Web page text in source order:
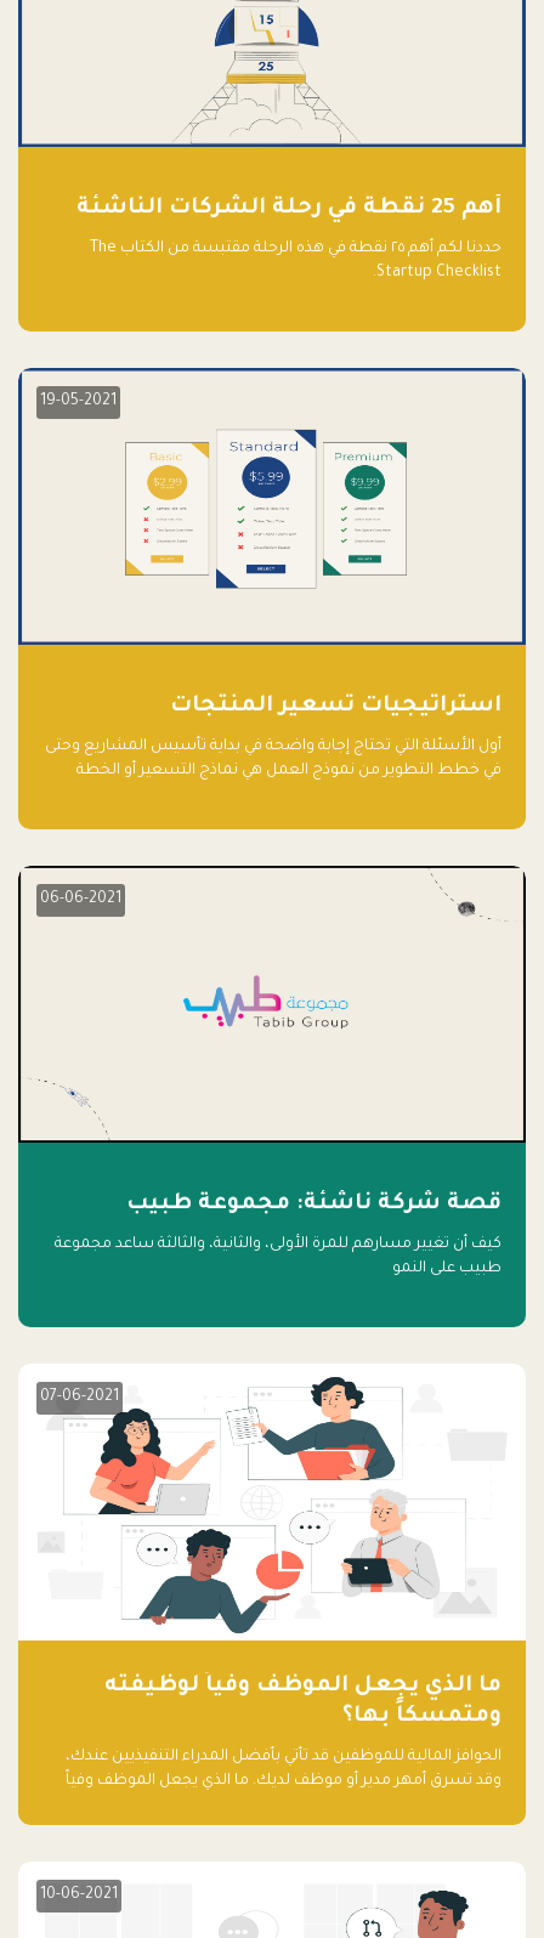
أهم 25 نقطة في رحلة الشركات الناشئة
حددنا لكم أهم ٢٥ نقطة في هذه الرحلة مقتبسة من الكتاب The
Startup Checklist.
19-05-2021
استراتيجيات تسعير المنتجات
أول الأسئلة التي تحتاج إجابة واضحة في بداية تأسيس المشاريع وحتى
في خطط التطوير من نموذج العمل هي نماذج التسعير أو الخطة
06-06-2021
قصة شركة ناشئة: مجموعة طبيب
كيف أن تغيير مسارهم للمرة الأولى، والثانية، والثالثة ساعد مجموعة
طبيب على النمو
07-06-2021
ما الذي يجعل الموظف وفياً لوظيفته
ومتمسكاً بها؟
الحوافز المالية للموظفين قد تأتي بأفضل المدراء التنفيذيين عندك،
وقد تسرق أمهر مدير أو موظف لديك. ما الذي يجعل الموظف وفياً
10-06-2021